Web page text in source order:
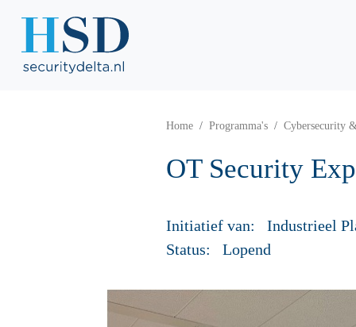
Home Programma's Cybersecurity
OT Security
Initiatief van: Industrieel
Status: Lopend